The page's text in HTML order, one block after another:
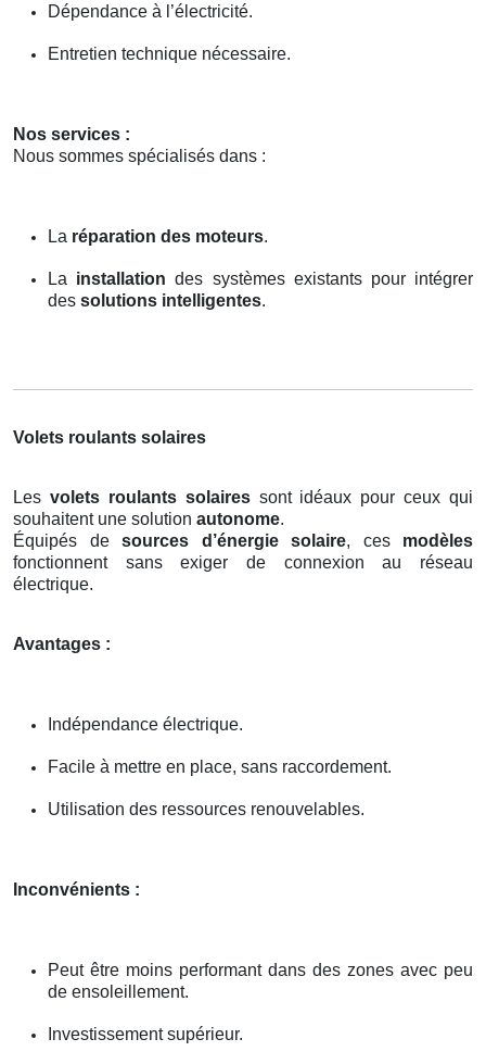
Dépendance à l’électricité.
Entretien technique nécessaire.
Nos services :
Nous sommes spécialisés dans :
La réparation des moteurs.
La installation des systèmes existants pour intégrer
des solutions intelligentes.
Volets roulants solaires
Les volets roulants solairessont idéaux pour ceux qui
souhaitent une solution autonome.
Équipés de sources d’énergie solaire, ces modèles
fonctionnent sans exiger de connexion au réseau
électrique.
Avantages :
Indépendance électrique.
Facile à mettre en place, sans raccordement.
Utilisation des ressources renouvelables.
Inconvénients :
Peut être moins performant dans des zones avec peu
de ensoleillement.
Investissement supérieur.